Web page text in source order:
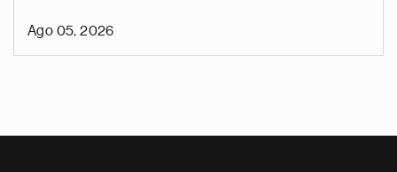
Ago 05, 2026